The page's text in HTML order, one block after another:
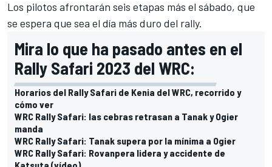
Los pilotos afrontarán seis etapas más el sábado, que
se espera que sea el día más duro del rally.
Mira lo que ha pasado antes en el
Rally Safari 2023 del WRC:
Horarios del Rally Safari de Kenia del WRC, recorrido y
cómo ver
WRC Rally Safari: las cebras retrasan a Tanak y Ogier
manda
WRC Rally Safari: Tanak supera por la mínima a Ogier
WRC Rally Safari: Rovanpera lidera y accidente de